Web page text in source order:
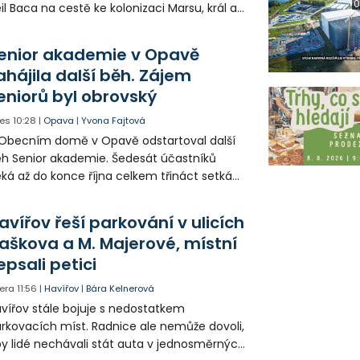
Baca na cestě ke kolonizaci Marsu, král a
a místostarosta David Kula.
akademie v Opavě
další běh. Zájem
byl obrovský
10:28 | Opava |Yvona Fajtová
domě v Opavě odstartoval další
Senior akademie. Šedesát účastníků
až do konce října celkem třináct setkání
certifikáty o absolvování studia a
dárky.
řeší parkování v ulicích
a M. Majerové, místní
petici
11:56 |Havířov |Bára Kelnerová
stále bojuje s nedostatkem
míst. Radnice ale nemůže dovoli,
lidé nechávali stát auta v jednosměrných